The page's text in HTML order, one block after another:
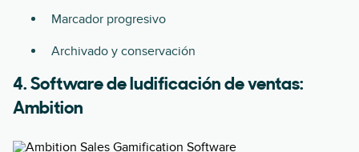
Marcador progresivo
Archivado y conservación
4. Software de ludificación de ventas:
Ambition